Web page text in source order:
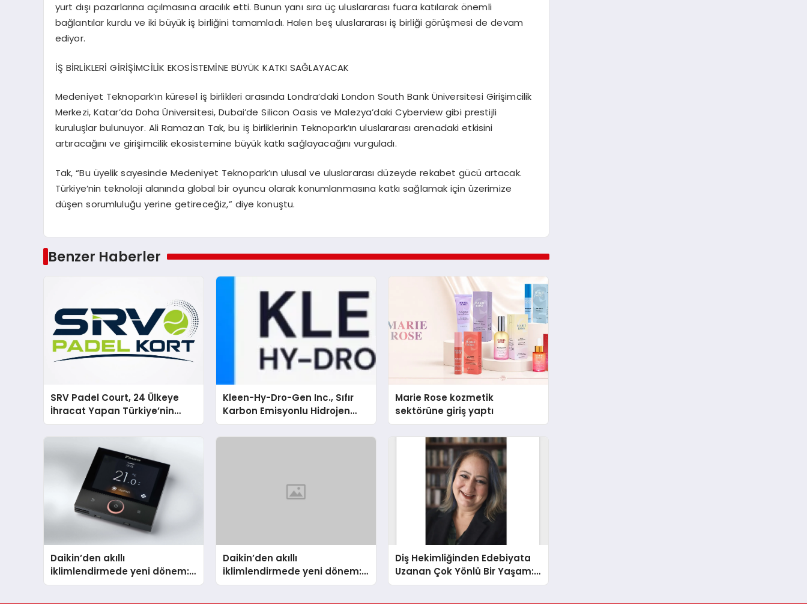
yurt dışı pazarlarına açılmasına aracılık etti. Bunun yanı sıra üç uluslararası fuara katılarak önemli
bağlantılar kurdu ve iki büyük iş birliğini tamamladı. Halen beş uluslararası iş birliği görüşmesi de devam
ediyor.
İŞ BİRLİKLERİ GİRİŞİMCİLİK EKOSİSTEMİNE BÜYÜK KATKI SAĞLAYACAK
Medeniyet Teknopark’ın küresel iş birlikleri arasında Londra’daki London South Bank Üniversitesi Girişimcilik
Merkezi, Katar’da Doha Üniversitesi, Dubai’de Silicon Oasis ve Malezya’daki Cyberview gibi prestijli
kuruluşlar bulunuyor. Ali Ramazan Tak, bu iş birliklerinin Teknopark’ın uluslararası arenadaki etkisini
artıracağını ve girişimcilik ekosistemine büyük katkı sağlayacağını vurguladı.
Tak, “Bu üyelik sayesinde Medeniyet Teknopark’ın ulusal ve uluslararası düzeyde rekabet gücü artacak.
Türkiye’nin teknoloji alanında global bir oyuncu olarak konumlanmasına katkı sağlamak için üzerimize
düşen sorumluluğu yerine getireceğiz,” diye konuştu.
Benzer Haberler
SRV Padel Court, 24 Ülkeye
İhracat Yapan Türkiye’nin
Padel Kortu Üretim Gücü
Kleen-Hy-Dro-Gen Inc., Sıfır
Karbon Emisyonlu Hidrojen
Isıtma Teknolojisinde ISO ve
TSSA Düzenleyici Onaylarını
Marie Rose kozmetik
sektörüne giriş yaptı
Daikin’den akıllı
iklimlendirmede yeni dönem:
Madoka Plus Türkiye’de
Daikin’den akıllı
iklimlendirmede yeni dönem:
Madoka Plus Türkiye’de
Diş Hekimliğinden Edebiyata
Uzanan Çok Yönlü Bir Yaşam:
Yeşim Şahin Yaman